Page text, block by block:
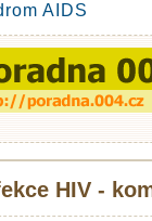
AIDS
HIV -